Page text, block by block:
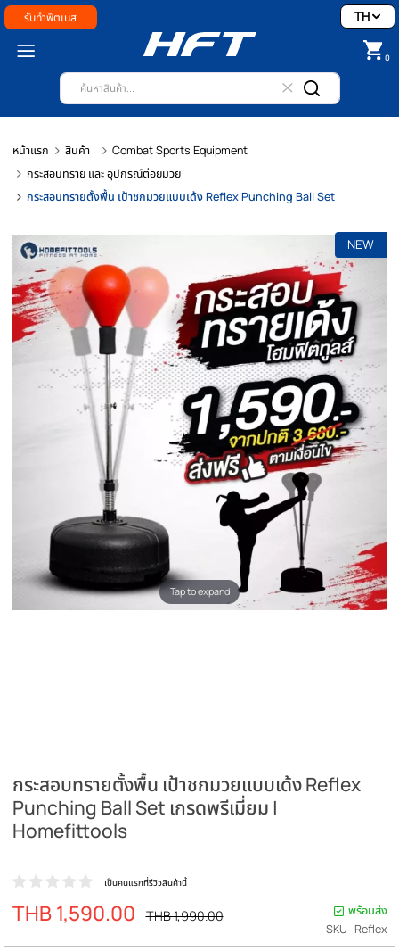
รับทำฟิตเนส
หน้าแรก สินค้า
Combat Sports Equipment
กระสอบทราย และ อุปกรณ์ต่อยมวย
กระสอบทรายตั้งพื้น เป้าชกมวยแบบเด้ง
Homefittools